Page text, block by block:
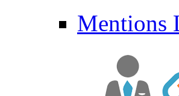
Mentions